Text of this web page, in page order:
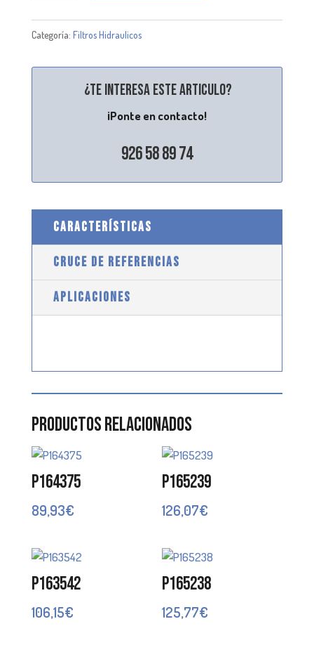
Categoría: Filtros Hidraulicos
¿Te interesa este articulo?
¡Ponte en contacto!
926 58 89 74
CARACTERÍSTICAS
CRUCE DE REFERENCIAS
APLICACIONES
Productos relacionados
P164375
89,93€
P165239
126,07€
P163542
106,15€
P165238
125,77€